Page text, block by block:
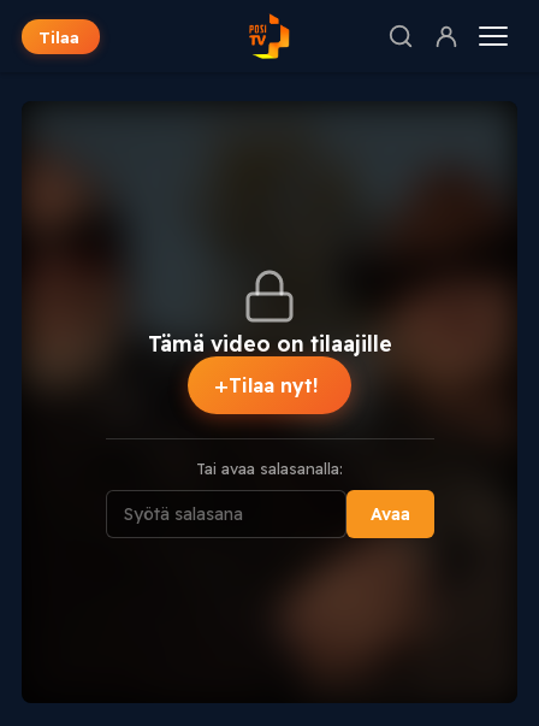
Tilaa
Tämä video on tilaajille
+Tilaa nyt!
Tai avaa salasanalla:
Avaa